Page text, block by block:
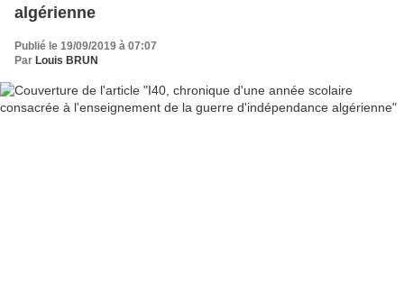
algérienne
Publié le 19/09/2019 à 07:07
Par Louis BRUN